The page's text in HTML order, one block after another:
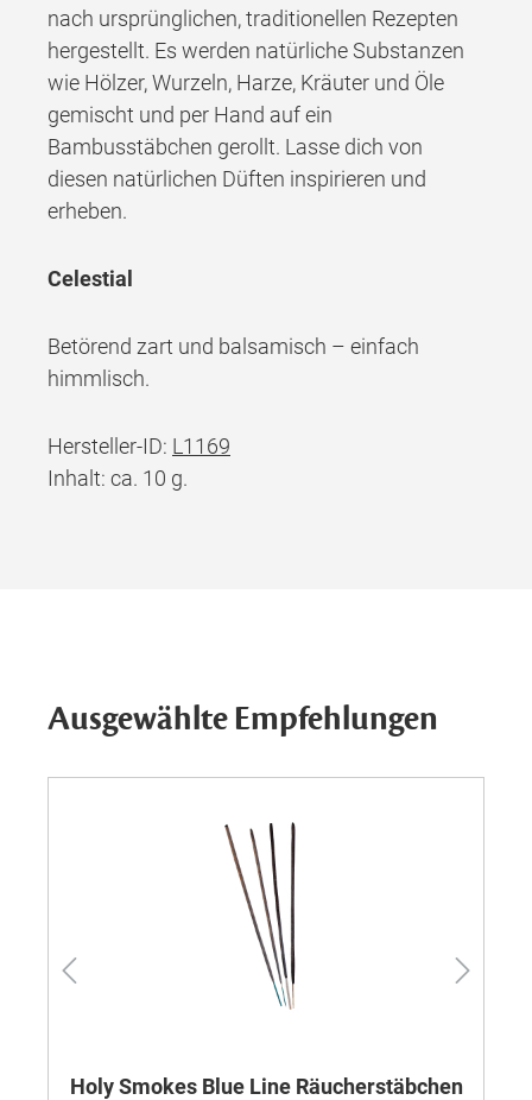
nach ursprünglichen, traditionellen Rezepten
hergestellt. Es werden natürliche Substanzen
wie Hölzer, Wurzeln, Harze, Kräuter und Öle
gemischt und per Hand auf ein
Bambusstäbchen gerollt. Lasse dich von
diesen natürlichen Düften inspirieren und
erheben.
Celestial
Betörend zart und balsamisch – einfach
himmlisch.
Hersteller-ID: L1169
Inhalt: ca. 10 g.
Ausgewählte Empfehlungen
Holy Smokes Blue Line Räucherstäbchen